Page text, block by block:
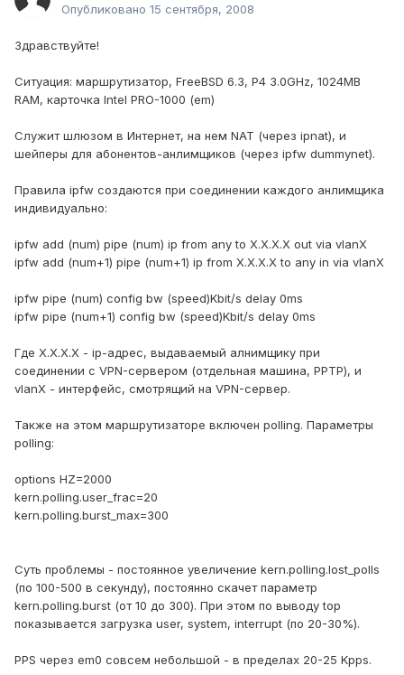
Опубликовано 15 сентября, 2008
Здравствуйте!
Ситуация: маршрутизатор, FreeBSD 6.3, P4 3.0GHz, 1024MB
RAM, карточка Intel PRO-1000 (em)
Служит шлюзом в Интернет, на нем NAT (через ipnat), и
шейперы для абонентов-анлимщиков (через ipfw dummynet).
Правила ipfw создаются при соединении каждого анлимщика
индивидуально:
ipfw add (num) pipe (num) ip from any to X.X.X.X out via vlanX
ipfw add (num+1) pipe (num+1) ip from X.X.X.X to any in via vlanX
ipfw pipe (num) config bw (speed)Kbit/s delay 0ms
ipfw pipe (num+1) config bw (speed)Kbit/s delay 0ms
Где X.X.X.X - ip-адрес, выдаваемый алнимщику при
соединении с VPN-сервером (отдельная машина, PPTP), и
vlanX - интерфейс, смотрящий на VPN-сервер.
Также на этом маршрутизаторе включен polling. Параметры
polling:
options HZ=2000
kern.polling.user_frac=20
kern.polling.burst_max=300
Суть проблемы - постоянное увеличение kern.polling.lost_polls
(по 100-500 в секунду), постоянно скачет параметр
kern.polling.burst (от 10 до 300). При этом по выводу top
показывается загрузка user, system, interrupt (по 20-30%).
PPS через em0 совсем небольшой - в пределах 20-25 Kpps.